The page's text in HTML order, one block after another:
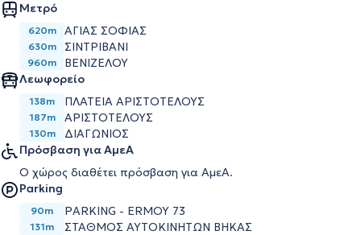
Μετρό
620m ΑΓΊΑΣ ΣΟΦΊΑΣ
630m ΣΙΝΤΡΙΒΆΝΙ
960m
ΒΕΝΙΖΈΛΟΥ
Λεωφορείο
138m ΠΛΑΤΕΙΑ ΑΡΙΣΤΟΤΕΛΟΥΣ
187m ΑΡΙΣΤΟΤΕΛΟΥΣ
130m
ΔΙΑΓΩΝΙΟΣ
Πρόσβαση για ΑμεΑ
Ο χώρος διαθέτει πρόσβαση για ΑμεΑ.
Parking
90m PARKING - ERMOY 73
131m ΣΤΑΘΜΟΣ ΑΥΤΟΚΙΝΗΤΩΝ ΒΗΚΑΣ